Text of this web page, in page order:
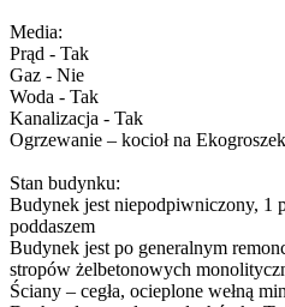
Media:
Prąd - Tak
Gaz - Nie
Woda - Tak
Kanalizacja - Tak
Ogrzewanie – kocioł na Ekogroszek
Stan budynku:
Budynek jest niepodpiwniczony, 1
poddaszem
Budynek jest po generalnym
stropów żelbetonowych
Ściany – cegła, ocieplone wełną